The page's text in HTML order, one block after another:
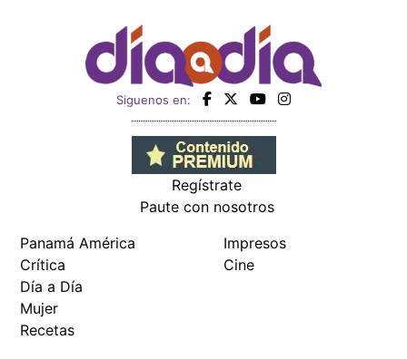
Siguenos en:
Regístrate
Paute con nosotros
Panamá América
Crítica
Día a Día
Mujer
Recetas
Impresos
Cine